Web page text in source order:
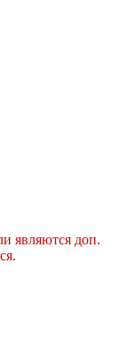
являются доп.